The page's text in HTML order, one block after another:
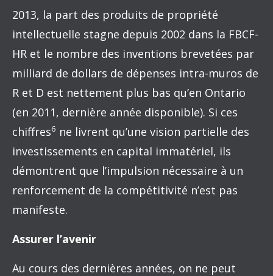
2013, la part des produits de propriété
intellectuelle stagne depuis 2002 dans la FBCF-
HR et le nombre des inventions brevetées par
milliard de dollars de dépenses intra-muros de
R et D est nettement plus bas qu’en Ontario
(en 2011, dernière année disponible). Si ces
chiffres6 ne livrent qu’une vision partielle des
investissements en capital immatériel, ils
démontrent que l’impulsion nécessaire à un
renforcement de la compétitivité n’est pas
manifeste.
Assurer l’avenir
Au cours des dernières années, on ne peut